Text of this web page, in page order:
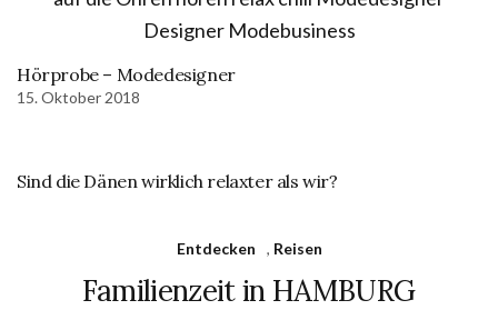
Hörprobe – Modedesigner
15. Oktober 2018
Sind die Dänen wirklich relaxter als wir?
Entdecken , Reisen
Familienzeit in HAMBURG